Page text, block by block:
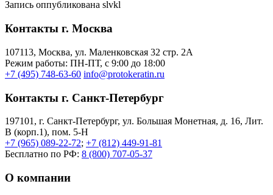
Запись оппубликована slvkl
Контакты г. Москва
107113, Moсква, ул. Маленковская 32 стр. 2А
Режим работы: ПН-ПТ, с 9:00 до 18:00
+7 (495) 748-63-60 info@protokeratin.ru
Контакты г. Санкт-Петербург
197101, г. Санкт-Петербург, ул. Большая Монетная, д. 16, Лит.
В (корп.1), пом. 5-Н
+7 (965) 089-22-72; +7 (812) 449-91-81
Бесплатно по РФ: 8 (800) 707-05-37
О компании